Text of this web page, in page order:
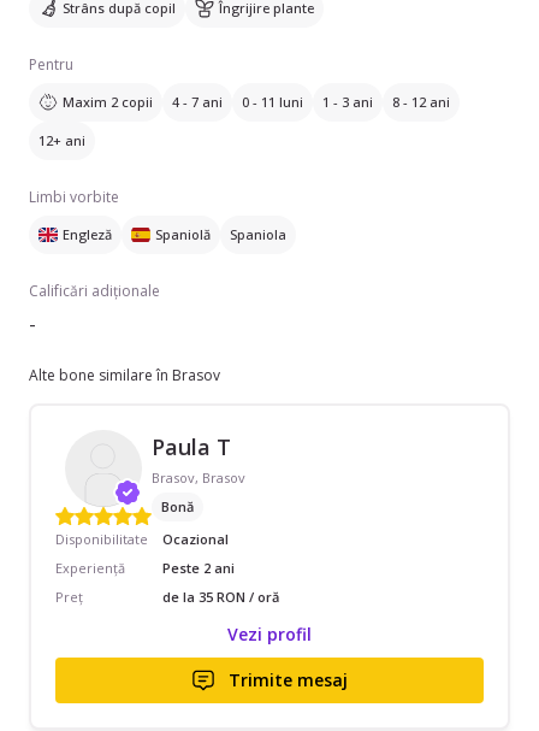
Strâns după copil Îngrijire plante
Pentru
Maxim 2 copii 4 - 7 ani 0 - 11 luni 1 - 3 ani 8 - 12 ani
12+ ani
Limbi vorbite
Engleză Spaniolă Spaniola
Calificări adiționale
-
Alte bone similare în Brasov
Paula T
Brasov, Brasov
Bonă
Disponibilitate
Ocazional
Experiență
Peste 2 ani
Preț
de la 35 RON / oră
Vezi profil
Trimite mesaj